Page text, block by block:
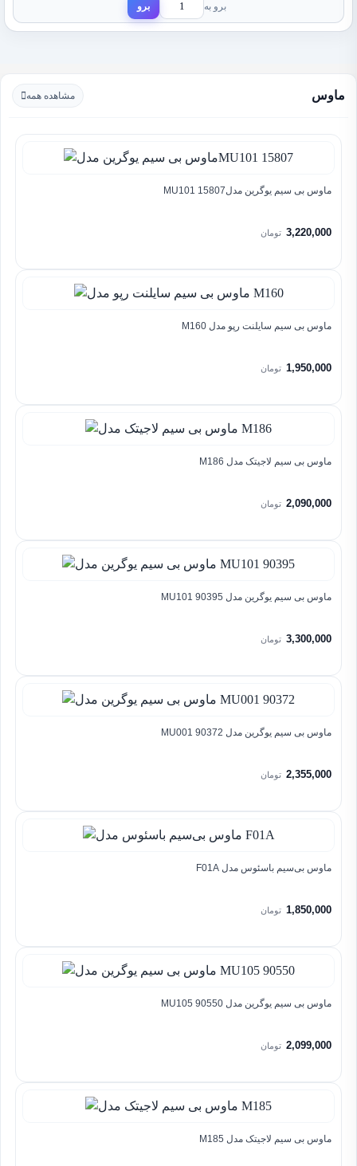
برو به برو
ماوس مشاهده همه
ماوس بی سیم یوگرین مدلMU101 15807
3,220,000 تومان
ماوس بی سیم سایلنت رپو مدل M160
1,950,000 تومان
ماوس بی سیم لاجیتک مدل M186
2,090,000 تومان
ماوس بی سیم یوگرین مدل MU101 90395
3,300,000 تومان
ماوس بی سیم یوگرین مدل MU001 90372
2,355,000 تومان
ماوس بی‌سیم باسئوس مدل F01A
1,850,000 تومان
ماوس بی سیم یوگرین مدل MU105 90550
2,099,000 تومان
ماوس بی سیم لاجیتک مدل M185